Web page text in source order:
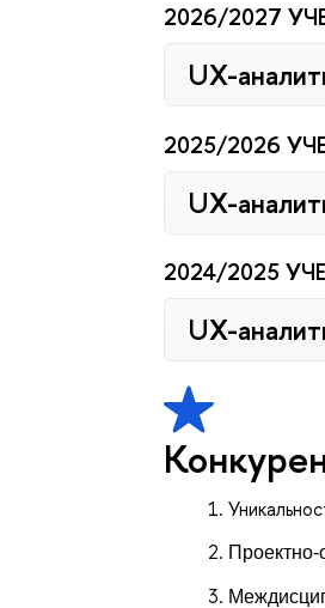
2026/2027
UX-
2025/2026
UX-
2024/2025
UX-